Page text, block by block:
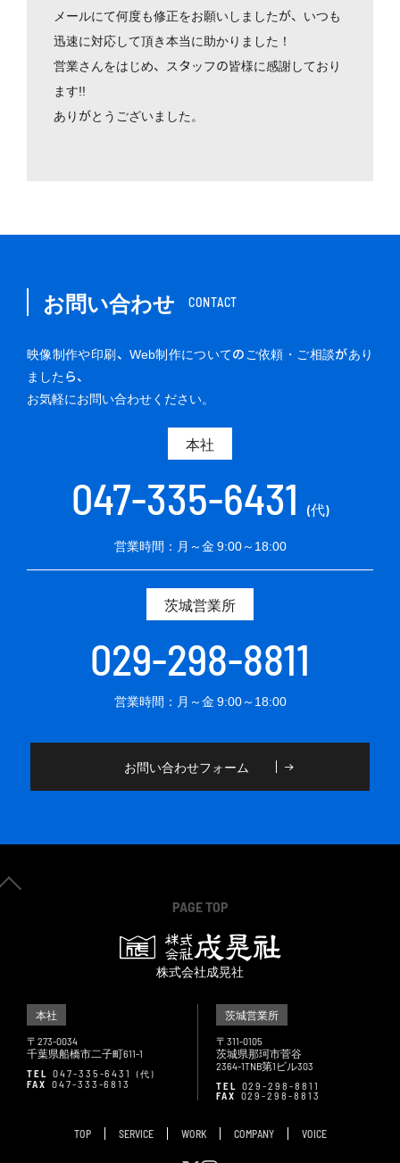
メールにて何度も修正をお願いしましたが、いつも
迅速に対応して頂き本当に助かりました！
営業さんをはじめ、スタッフの皆様に感謝しており
ます!!
ありがとうございました。
お問い合わせ CONTACT
映像制作や印刷、Web制作についてのご依頼・ご相談があり
ましたら、
お気軽にお問い合わせください。
本社
047-335-6431 (代)
営業時間：月～金 9:00～18:00
茨城営業所
029-298-8811
営業時間：月～金 9:00～18:00
お問い合わせフォーム
株式会社成晃社
本社
〒273-0034
千葉県船橋市二子町611-1
TEL 047-335-6431 (代)
FAX 047-333-6813
茨城営業所
〒311-0105
茨城県那珂市菅谷
2364-1TNB第1 ビル303
TEL 029-298-8811
FAX 029-298-8813
TOP SERVICE WORK COMPANY VOICE
PAGE TOP